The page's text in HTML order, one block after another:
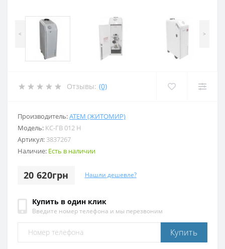
< >
Отзывы: (0)
Производитель:АТЕМ (ЖИТОМИР)
Модель: КС-ГВ 012 Н
Артикул: 3837267
Наличие: Есть в наличии
20 620грн Нашли дешевле?
Купить в один клик
Введите номер телефона и мы перезвоним
Купить